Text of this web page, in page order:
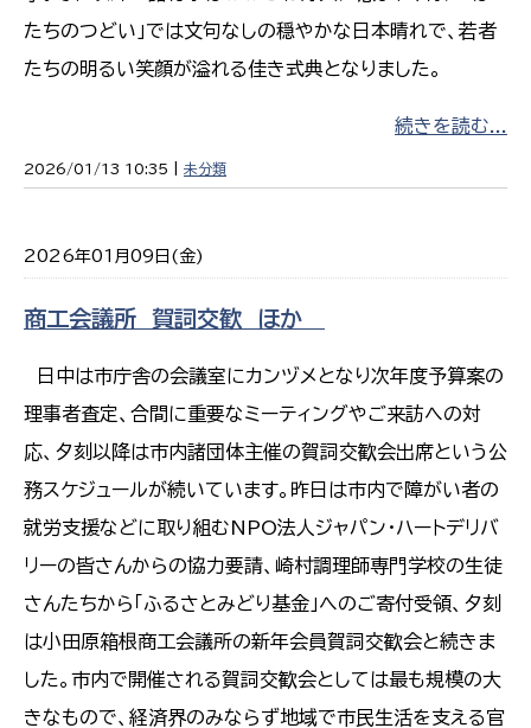
たちのつどい」では文句なしの穏やかな日本晴れで、若者
たちの明るい笑顔が溢れる佳き式典となりました。
続きを読む...
2026/01/13 10:35 | 未分類
2026年01月09日(金)
商工会議所 賀詞交歓 ほか
日中は市庁舎の会議室にカンヅメとなり次年度予算案の
理事者査定、合間に重要なミーティングやご来訪への対
応、夕刻以降は市内諸団体主催の賀詞交歓会出席という公
務スケジュールが続いています。昨日は市内で障がい者の
就労支援などに取り組むNPO法人ジャパン・ハートデリバ
リーの皆さんからの協力要請、崎村調理師専門学校の生徒
さんたちから「ふるさとみどり基金」へのご寄付受領、夕刻
は小田原箱根商工会議所の新年会員賀詞交歓会と続きま
した。市内で開催される賀詞交歓会としては最も規模の大
きなもので、経済界のみならず地域で市民生活を支える官